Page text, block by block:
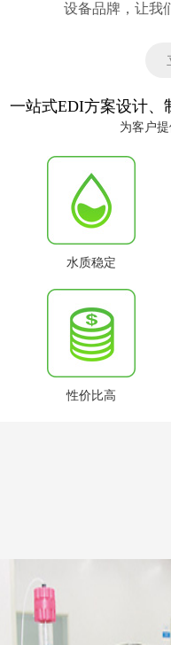
设备品牌，让我
一站式EDI方案设计、
为客户提
水质稳定
性价比高